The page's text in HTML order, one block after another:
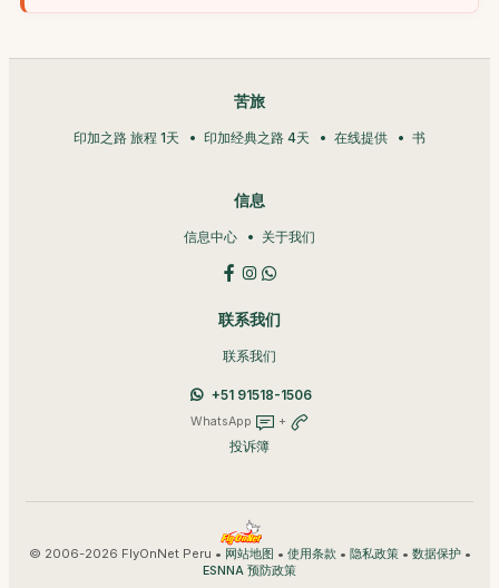
苦旅
印加之路 旅程 1天 印加经典之路 4天 在线提供 书
信息
信息中心 关于我们
联系我们
联系我们
+51 91518-1506
WhatsApp +
投诉簿
© 2006-2026 FlyOnNet Peru • 网站地图 • 使用条款 • 隐私政策• 数据保护•
ESNNA 预防政策